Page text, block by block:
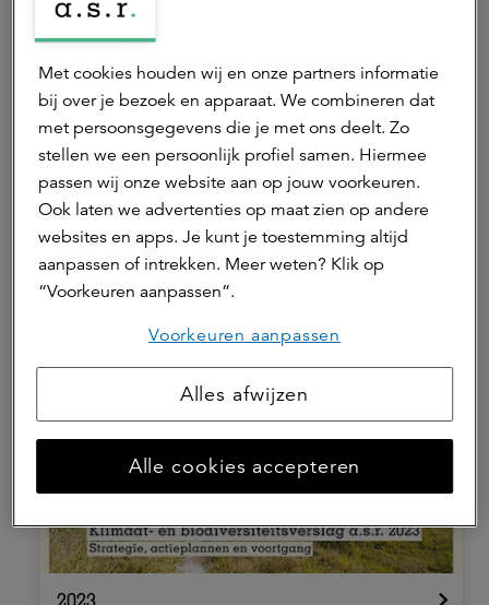
Nederlandse samenvatting 2025
2023
Met cookies houden wij en onze partners informatie
bij over je bezoek en apparaat. We combineren dat
met persoonsgegevens die je met ons deelt. Zo
stellen we een persoonlijk profiel samen. Hiermee
passen wij onze website aan op jouw voorkeuren.
Ook laten we advertenties op maat zien op andere
websites en apps. Je kunt je toestemming altijd
aanpassen of intrekken. Meer weten? Klik op
“Voorkeuren aanpassen”.
Voorkeuren aanpassen
Alles afwijzen
Alle cookies accepteren